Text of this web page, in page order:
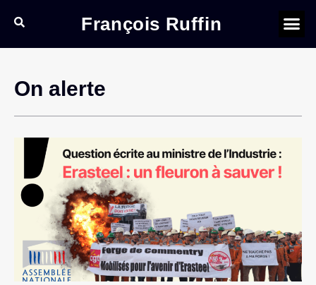
François Ruffin
On alerte